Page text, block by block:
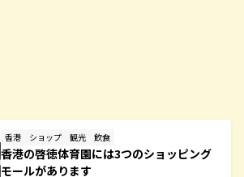
香港 ショップ 観光 飲食
香港の啓徳体育園には3つのショッピング
モールがあります